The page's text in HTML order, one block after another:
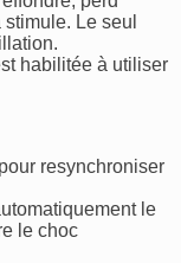
Le seul
habilitée à utiliser
resynchroniser
le
le choc